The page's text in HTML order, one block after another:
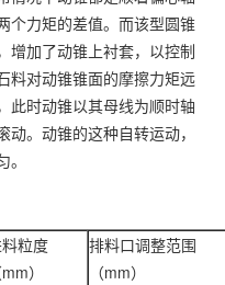
个力矩的差值。而该型圆锥
增加了动锥上衬套，以控制
料对动锥锥面的摩擦力矩远
此时动锥以其母线为顺时轴
。动锥的这种自转运动，
粒度
mm）
排料口调整范围
（mm）